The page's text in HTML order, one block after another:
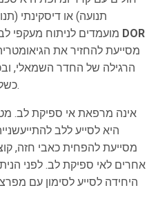
תנועה) או דיסקינתי
מועמדים לניתוח מעקפי
הרגילה של החדר השמאלי,
כשל חדרי שמאל ושל כאבי חזה.
היא לסייע ללב
מסייעת להפחית כאבי חזה,
אחרים לאי ספיקת לב. לפני
היחידה לסייע לסימון עם